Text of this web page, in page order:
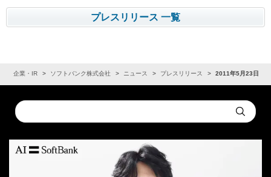
プレスリリース 一覧
企業・IR ソフトバンク株式会社 ニュース プレスリリース 2011年5月23日
Conduct
a
Submit